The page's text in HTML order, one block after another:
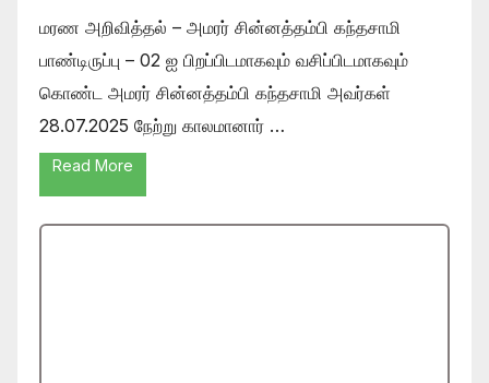
மரண அறிவித்தல் – அமரர் சின்னத்தம்பி கந்தசாமி
பாண்டிருப்பு – 02 ஐ பிறப்பிடமாகவும் வசிப்பிடமாகவும்
கொண்ட அமரர் சின்னத்தம்பி கந்தசாமி அவர்கள்
28.07.2025 நேற்று காலமானார் …
Read More